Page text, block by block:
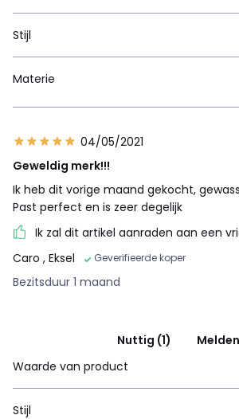
Stijl
Materie
04/05/2021
Geweldig merk!!!
Ik heb dit vorige maand gekocht,
Past perfect en is zeer degelijk
Ik zal dit artikel aanraden aan een
Caro , Eksel Geverifieerde koper
Bezitsduur 1 maand
Nuttig (1)
Melden
Waarde van product
Stijl